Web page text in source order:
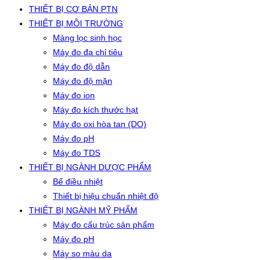
THIẾT BỊ CƠ BẢN PTN
THIẾT BỊ MÔI TRƯỜNG
Màng lọc sinh học
Máy đo đa chỉ tiêu
Máy đo độ dẫn
Máy đo độ mặn
Máy đo ion
Máy đo kích thước hạt
Máy đo oxi hòa tan (DO)
Máy đo pH
Máy đo TDS
THIẾT BỊ NGÀNH DƯỢC PHẨM
Bể điều nhiệt
Thiết bị hiệu chuẩn nhiệt độ
THIẾT BỊ NGÀNH MỸ PHẨM
Máy đo cấu trúc sản phẩm
Máy đo pH
Máy so màu da